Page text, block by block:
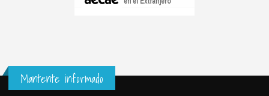
Mantente informado